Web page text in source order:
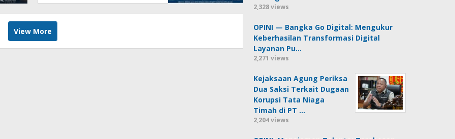
View More
2,328 views
OPINI — Bangka Go Digital: Mengukur
Keberhasilan Transformasi Digital
Layanan Pu…
2,271 views
Kejaksaan Agung Periksa
Dua Saksi Terkait Dugaan
Korupsi Tata Niaga
Timah di PT …
2,204 views